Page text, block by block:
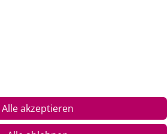
zzgl.
Alle akzeptieren
Rechte vorbehalten. |